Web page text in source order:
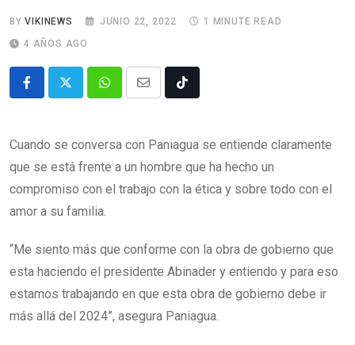
BYVIKINEWS JUNIO 22, 2022
1 MINUTE READ
4 AÑOS AGO
Cuando se conversa con Paniagua se entiende claramente
que se está frente a un hombre que ha hecho un
compromiso con el trabajo con la ética y sobre todo con el
amor a su familia.
“Me siento más que conforme con la obra de gobierno que
esta haciendo el presidente Abinader y entiendo y para eso
estamos trabajando en que esta obra de gobierno debe ir
más allá del 2024”, asegura Paniagua.